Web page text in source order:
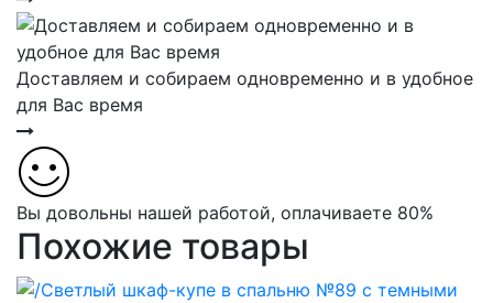
Доставляем и собираем одновременно и в удобное
для Вас время
Вы довольны нашей работой, оплачиваете 80%
Похожие товары